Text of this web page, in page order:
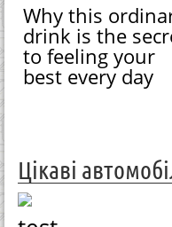
Why this
drink is the
to feeling your
best every day
Цікаві